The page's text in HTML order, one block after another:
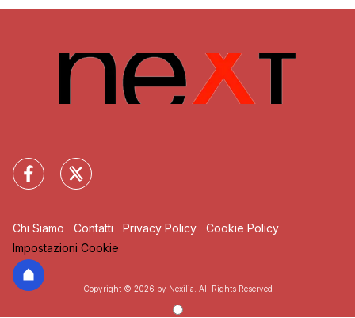
Chi Siamo Contatti Privacy Policy
Cookie Policy
Impostazioni Cookie
Copyright © 2026 by Nexilia. All Rights Reserved